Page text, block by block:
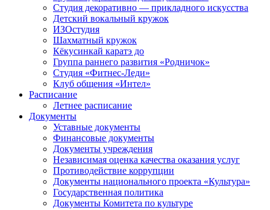
Студия декоративно — прикладного искусства
Детский вокальный кружок
ИЗОстудия
Шахматный кружок
Кёкусинкай каратэ до
Группа раннего развития «Родничок»
Cтудия «Фитнес-Леди»
Клуб общения «Интел»
Расписание
Летнее расписание
Документы
Уставные документы
Финансовые документы
Документы учреждения
Независимая оценка качества оказания услуг
Противодействие коррупции
Документы национального проекта «Культура»
Государственная политика
Документы Комитета по культуре